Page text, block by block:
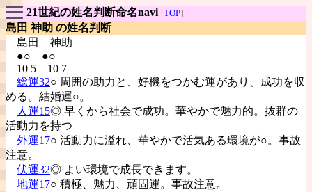
21世紀の姓名判断命名navi [TOP]
島田 神助 の姓名判断
島田 神助
●○ ●○
10 5 10 7
総運32○ 周囲の助力と、好機をつかむ運があり、成功を収
める。結婚運○。
人運15◎ 早くから社会で成功。華やかで魅力的。抜群の
活動力を持つ
外運17○ 活動力に溢れ、華やかで活気ある環境が○。事故
注意。
伏運32◎ よい環境で成長できます。
地運17○ 積極、魅力、頑固運。事故注意。